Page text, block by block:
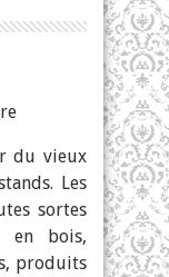
du vieux
Les
sortes
en bois,
produits